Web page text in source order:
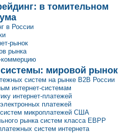
в томительном
в России
рынок
рынка
коммерцию
мировой рынок
систем на рынке B2B России
интернет-системам
интернет-платежей
платежей
систем микроплатежей США
рынка систем класса EBPP
систем интернета